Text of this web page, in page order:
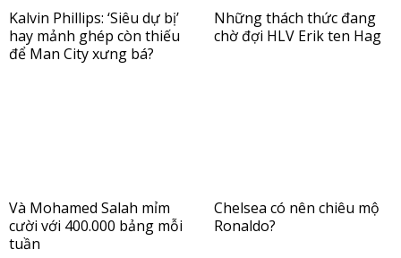
Kalvin Phillips: ‘Siêu dự bị’
hay mảnh ghép còn thiếu
để Man City xưng bá?
Những thách thức đang
chờ đợi HLV Erik ten Hag
Và Mohamed Salah mỉm
cười với 400.000 bảng mỗi
tuần
Chelsea có nên chiêu mộ
Ronaldo?